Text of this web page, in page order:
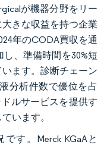
が機器分野をリー
きな収益を持つ企業
年のCODA買収を通
、準備時間を30%短
ます。診断チェーン
分析件数で優位を占
ルサービスを提供す
います。
す。Merck KGaAと